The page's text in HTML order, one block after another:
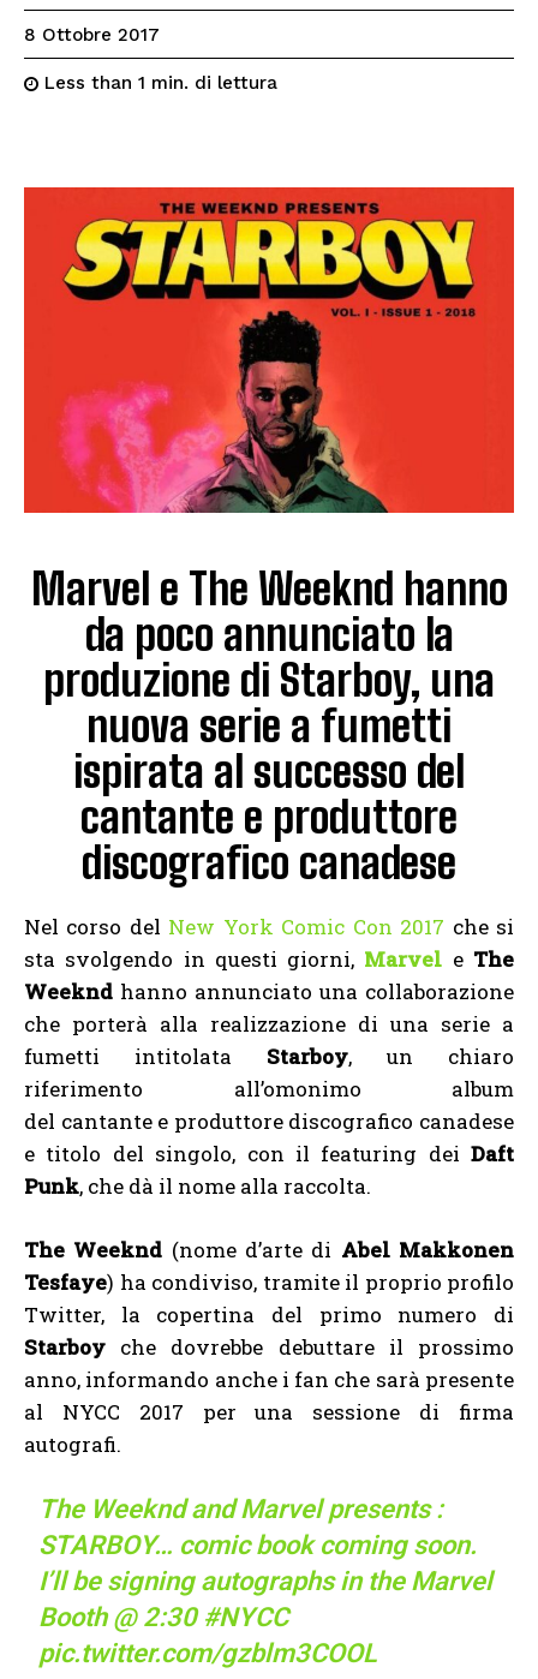
8 Ottobre 2017
Less than 1 min. di lettura
Marvel e The Weeknd hanno
da poco annunciato la
produzione di Starboy, una
nuova serie a fumetti
ispirata al successo del
cantante e produttore
discografico canadese
Nel corso del New York Comic Con 2017 che si
sta svolgendo in questi giorni, Marvel e The
Weeknd hanno annunciato una collaborazione
che porterà alla realizzazione di una serie a
fumetti intitolata Starboy, un chiaro
riferimento all’omonimo album
del cantante e produttore discografico canadese
e titolo del singolo, con il featuring dei Daft
Punk, che dà il nome alla raccolta.
The Weeknd (nome d’arte di Abel Makkonen
Tesfaye) ha condiviso, tramite il proprio profilo
Twitter, la copertina del primo numero di
Starboy che dovrebbe debuttare il prossimo
anno, informando anche i fan che sarà presente
al NYCC 2017 per una sessione di firma
autografi.
The Weeknd and Marvel presents :
STARBOY… comic book coming soon.
I’ll be signing autographs in the Marvel
Booth @ 2:30 #NYCC
pic.twitter.com/gzblm3COOL